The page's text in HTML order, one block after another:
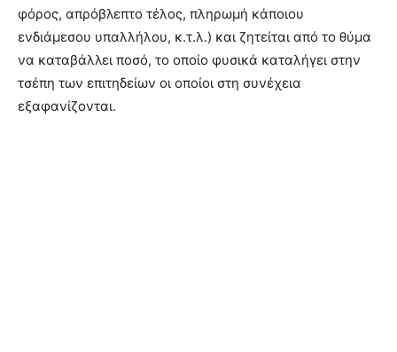
φόρος, απρόβλεπτο τέλος, πληρωμή κάποιου
ενδιάμεσου υπαλλήλου, κ.τ.λ.) και ζητείται από το θύμα
να καταβάλλει ποσό, το οποίο φυσικά καταλήγει στην
τσέπη των επιτηδείων οι οποίοι στη συνέχεια
εξαφανίζονται.